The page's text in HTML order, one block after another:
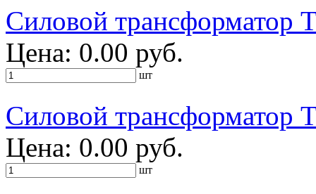
Силовой
Цена: 0.00 руб.
шт
Силовой
Цена: 0.00 руб.
шт